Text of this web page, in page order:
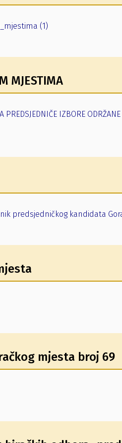
(1)
MJESTIMA
PREDSJEDNIČE IZBORE
predsjedničkog kandidata
mjesta broj 69